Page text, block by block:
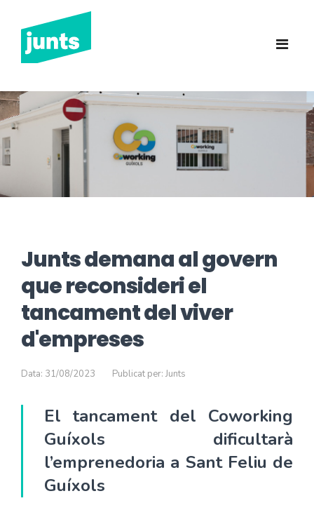
Junts Sant Feliu de
Guíxols
INICI
CANDIDATURA 2023
NOTÍCIES
CONTACTE
Junts demana al govern
que reconsideri el
tancament del viver
d'empreses
Data: 31/08/2023 Publicat per: Junts
El tancament del Coworking
Guíxols dificultarà
l’emprenedoria a Sant Feliu de
Guíxols